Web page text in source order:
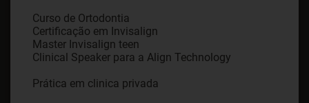
Curso de Ortodontia
Certificação em Invisalign
Master Invisalign teen
Clinical Speaker para a Align Technology
Prática em clinica privada